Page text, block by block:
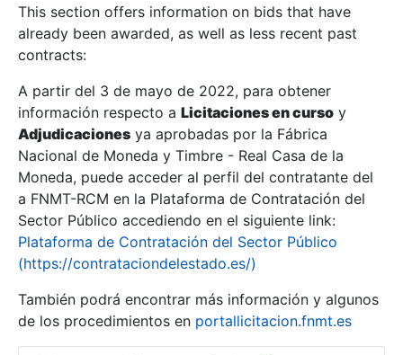
Show/Hide
Show/Hide
This section offers information on bids that have
already been awarded, as well as less recent past
contracts:
A partir del 3 de mayo de 2022, para obtener
información respecto a Licitaciones en curso y
Adjudicaciones ya aprobadas por la Fábrica
Nacional de Moneda y Timbre - Real Casa de la
Moneda, puede acceder al perfil del contratante del
a FNMT-RCM en la Plataforma de Contratación del
Sector Público accediendo en el siguiente link:
Plataforma de Contratación del Sector Público
(https://contrataciondelestado.es/)
También podrá encontrar más información y algunos
de los procedimientos en portallicitacion.fnmt.es